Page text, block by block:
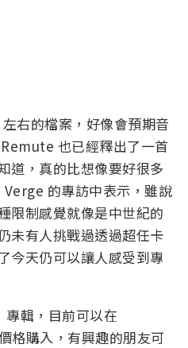
右的檔案，好像會預期音
也已經釋出了一首
道，真的比想像要好很多
的專訪中表示，雖說
限制感覺就像是中世紀的
未有人挑戰過透過超任卡
今天仍可以讓人感受到專
輯，目前可以在
格購入，有興趣的朋友可